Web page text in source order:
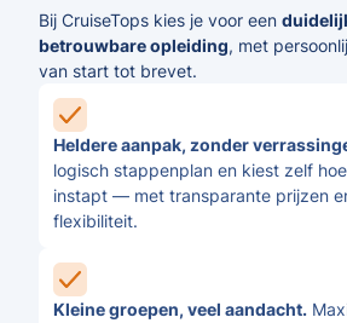
Bij CruiseTops kies je voor een
betrouwbare opleiding, met
van start tot brevet.
Heldere aanpak, zonder
logisch stappenplan en kiest zelf
instapt — met transparante prijzen
flexibiliteit.
Kleine groepen, veel aandacht.